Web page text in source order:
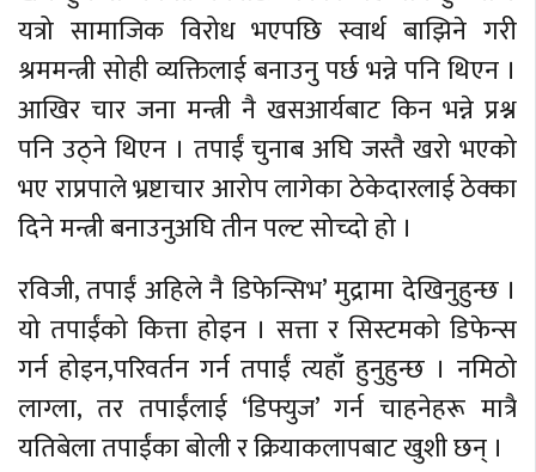
यत्रो सामाजिक विरोध भएपछि स्वार्थ बाझिने गरी
श्रममन्त्री सोही व्यक्तिलाई बनाउनु पर्छ भन्ने पनि थिएन ।
आखिर चार जना मन्त्री नै खसआर्यबाट किन भन्ने प्रश्न
पनि उठ्ने थिएन । तपाईं चुनाब अघि जस्तै खरो भएको
भए राप्रपाले भ्रष्टाचार आरोप लागेका ठेकेदारलाई ठेक्का
दिने मन्त्री बनाउनुअघि तीन पल्ट सोच्दो हो ।
रविजी, तपाईं अहिले नै डिफेन्सिभ’ मुद्रामा देखिनुहुन्छ ।
यो तपाईंको कित्ता होइन । सत्ता र सिस्टमको डिफेन्स
गर्न होइन,परिवर्तन गर्न तपाईं त्यहाँ हुनुहुन्छ । नमिठो
लाग्ला, तर तपाईंलाई ‘डिफ्युज’ गर्न चाहनेहरू मात्रै
यतिबेला तपाईंका बोली र क्रियाकलापबाट खुशी छन् ।